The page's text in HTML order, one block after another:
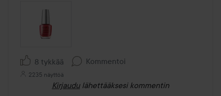
8 tykkää Kommentoi
2235 näyttöä
Kirjaudu lähettääksesi kommentin